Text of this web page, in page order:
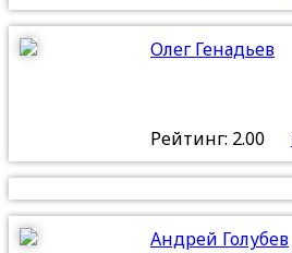
Олег Генадьев
Рейтинг: 2.00
Андрей Голубев